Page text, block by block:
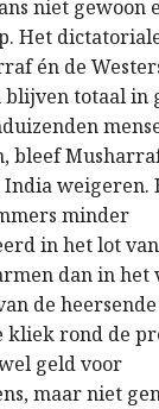
niet gewoon
Het
én de
totaal in
bleef
weigeren.
minder
in het lot
dan in het
de
rond de
geld voor
maar niet